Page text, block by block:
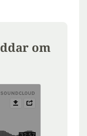
om